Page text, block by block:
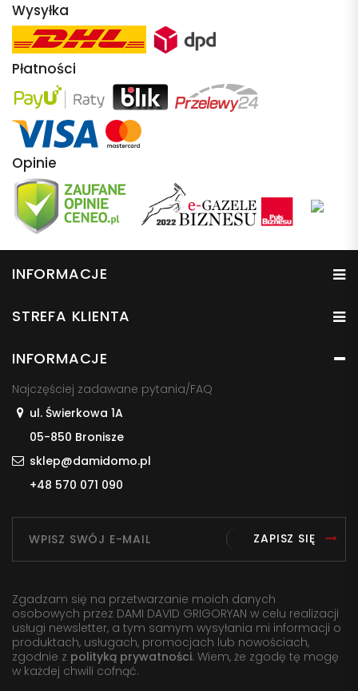
Wysyłka
Płatności
Opinie
INFORMACJE
STREFA KLIENTA
INFORMACJE
Najczęściej zadawane pytania/FAQ
ul. Świerkowa 1A
05-850 Bronisze
sklep@damidomo.pl
+48 570 071 090
ZAPISZ SIĘ
Zgadzam się na przetwarzanie moich danych
osobowych przez DAMI DAVID GRIGORYAN w celu realizacji
usługi newsletter, a tym samym wysyłania mi informacji o
produktach, usługach, promocjach lub nowościach,
zgodnie z polityką prywatności. Wiem, że zgodę tę mogę
w każdej chwili cofnąć.